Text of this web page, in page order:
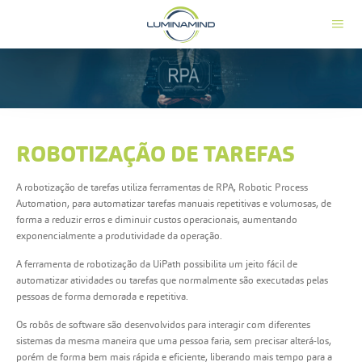
ROBOTIZAÇÃO DE TAREFAS
A robotização de tarefas utiliza ferramentas de RPA, Robotic Process
Automation, para automatizar tarefas manuais repetitivas e volumosas, de
forma a reduzir erros e diminuir custos operacionais, aumentando
exponencialmente a produtividade da operação.
A ferramenta de robotização da UiPath possibilita um jeito fácil de
automatizar atividades ou tarefas que normalmente são executadas pelas
pessoas de forma demorada e repetitiva.
Os robôs de software são desenvolvidos para interagir com diferentes
sistemas da mesma maneira que uma pessoa faria, sem precisar alterá-los,
porém de forma bem mais rápida e eficiente, liberando mais tempo para a